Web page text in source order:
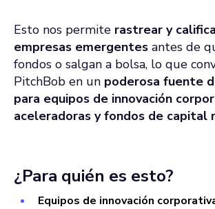
Esto nos permite rastrear y
empresas emergentes antes de
fondos o salgan a bolsa, lo que
PitchBob en un poderosa fuente
para equipos de innovación
aceleradoras y fondos de capital
¿Para quién es esto?
Equipos de innovación